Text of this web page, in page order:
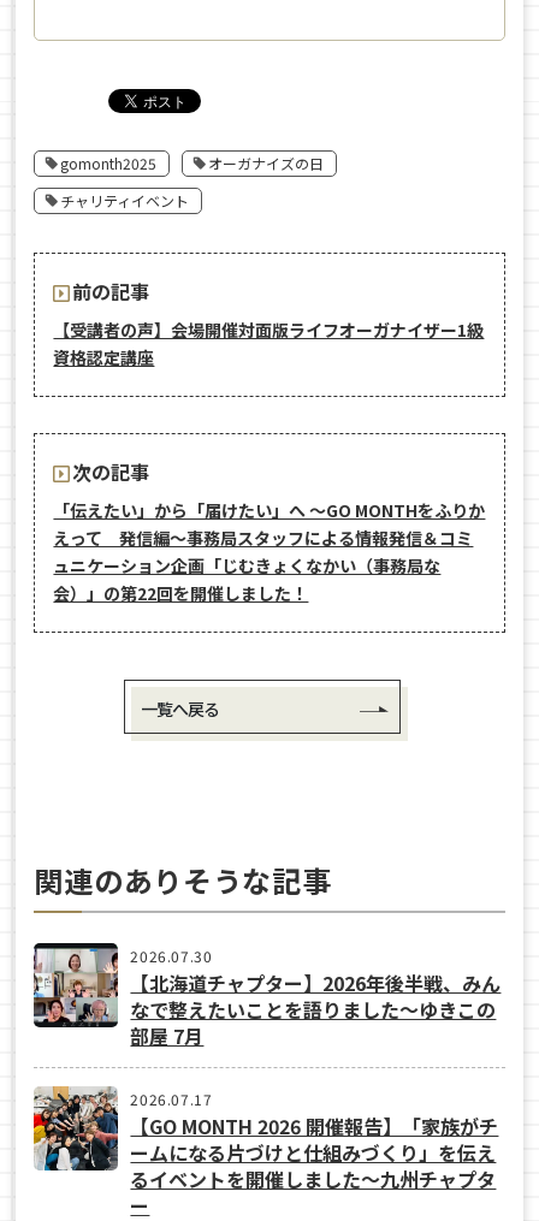
gomonth2025
オーガナイズの日
チャリティイベント
前の記事
【受講者の声】会場開催対面版ライフオーガナイザー1級
資格認定講座
次の記事
「伝えたい」から「届けたい」へ ～GO MONTHをふりか
えって 発信編～事務局スタッフによる情報発信＆コミ
ュニケーション企画「じむきょくなかい（事務局な
会）」の第22回を開催しました！
一覧へ戻る
関連のありそうな記事
2026.07.30
【北海道チャプター】2026年後半戦、みん
なで整えたいことを語りました～ゆきこの
部屋 7月
2026.07.17
【GO MONTH 2026 開催報告】「家族がチ
ームになる片づけと仕組みづくり」を伝え
るイベントを開催しました～九州チャプタ
ー